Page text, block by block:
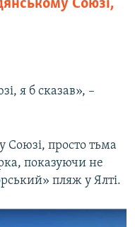
Союзі,
я б сказав», –
Союзі, просто тьма
показуючи не
пляж у Ялті.